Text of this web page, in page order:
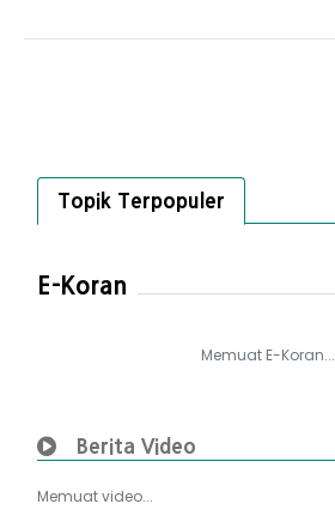
Topik Terpopuler
E-Koran
Memuat E-Koran...
Berita Video
Memuat video...